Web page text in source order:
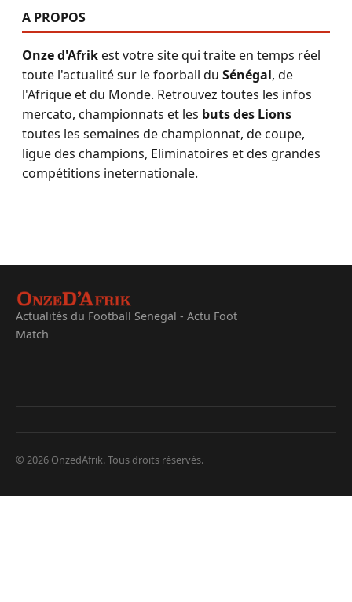
A PROPOS
Onze d'Afrikest votre site qui traite en temps réel
toute l'actualité sur le foorball du Sénégal, de
l'Afrique et du Monde. Retrouvez toutes les infos
mercato, championnats et les buts des Lions
toutes les semaines de championnat, de coupe,
ligue des champions, Eliminatoires et des grandes
compétitions ineternationale.
Actualités du Football Senegal - Actu Foot
Match
© 2026 OnzedAfrik. Tous droits réservés.